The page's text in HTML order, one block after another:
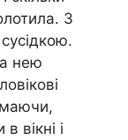
З
нею
вікні і